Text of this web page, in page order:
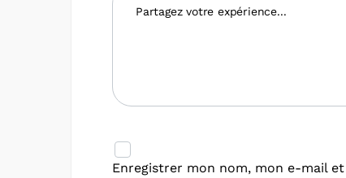
Enregistrer mon nom, mon e-mail